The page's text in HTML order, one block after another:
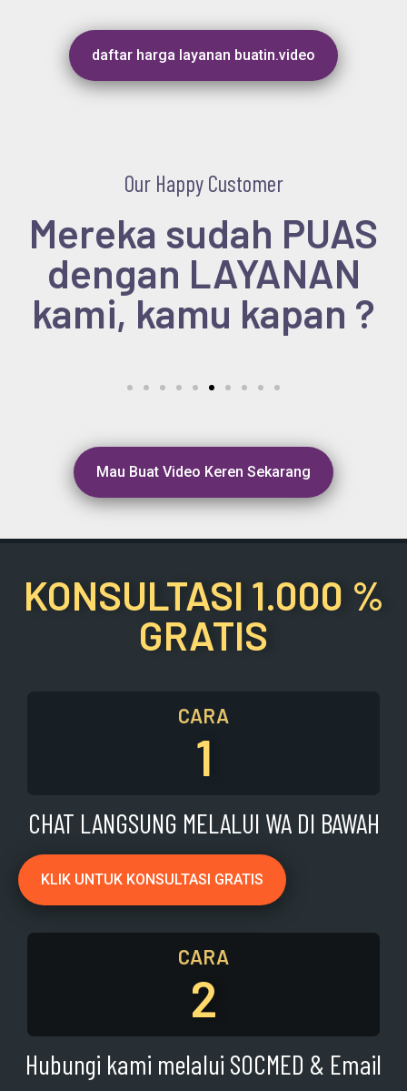
daftar harga layanan buatin.video
Our Happy Customer
Mereka sudah PUAS
dengan LAYANAN
kami, kamu kapan ?
Mau Buat Video Keren Sekarang
KONSULTASI 1.000 %
GRATIS
CARA
1
CHAT LANGSUNG MELALUI WA DI BAWAH
KLIK UNTUK KONSULTASI GRATIS
CARA
2
Hubungi kami melalui SOCMED & Email